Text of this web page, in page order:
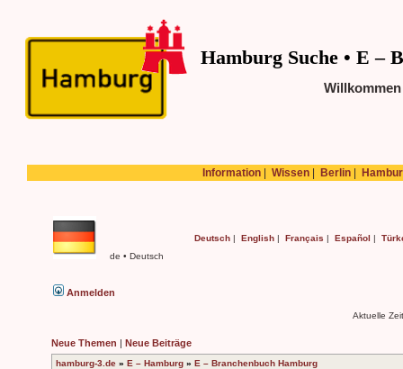
Hamburg Suche • E –
Information Wissen Berlin
de • Deutsch
Deutsch | English | Français | Español |
Anmelden
Aktuelle
Neue Themen | Neue Beiträge
hamburg-3.de » E – Hamburg » E – Branchenbuch Hamburg